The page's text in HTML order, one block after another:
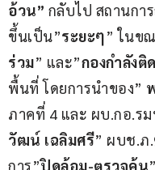
อ้วน” กลับไป สถานกา
ขึ้นเป็น”ระยะๆ” ในข
ร่วม” และ”กองกำลังติ
พื้นที่ โดยการนำของ”
ภาคที่ 4 และ ผบ.กอ.ร
วัฒน์ เฉลิมศรี” ผบช.ภ
การ”ปิดล้อม-ตรวจค้น